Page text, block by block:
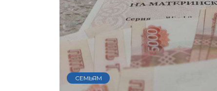
СЕМЬЯМ